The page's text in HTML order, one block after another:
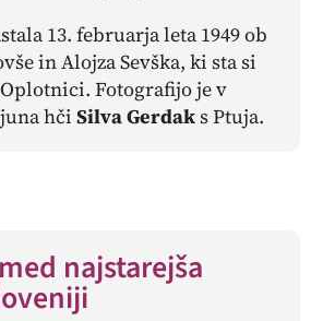
13. februarja leta 1949 ob
in Alojza Sevška, ki sta si
Fotografijo je v
hči Silva Gerdaks Ptuja.
najstarejša